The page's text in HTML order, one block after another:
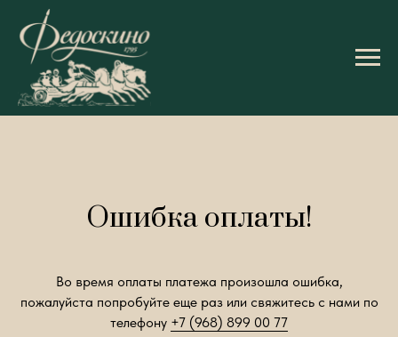
Ошибка оплаты!
Во время оплаты платежа произошла ошибка,
пожалуйста попробуйте еще раз или свяжитесь с нами по
телефону +7 (968) 899 00 77